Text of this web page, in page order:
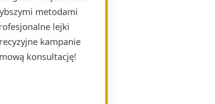
metodami
lejki
kampanie
konsultację!